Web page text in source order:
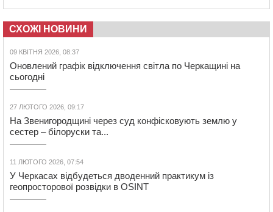
СХОЖІ НОВИНИ
09 КВІТНЯ 2026, 08:37
Оновлений графік відключення світла по Черкащині на
сьогодні
27 ЛЮТОГО 2026, 09:17
На Звенигородщині через суд конфісковують землю у
сестер – білоруски та...
11 ЛЮТОГО 2026, 07:54
У Черкасах відбудеться дводенний практикум із
геопросторової розвідки в OSINT